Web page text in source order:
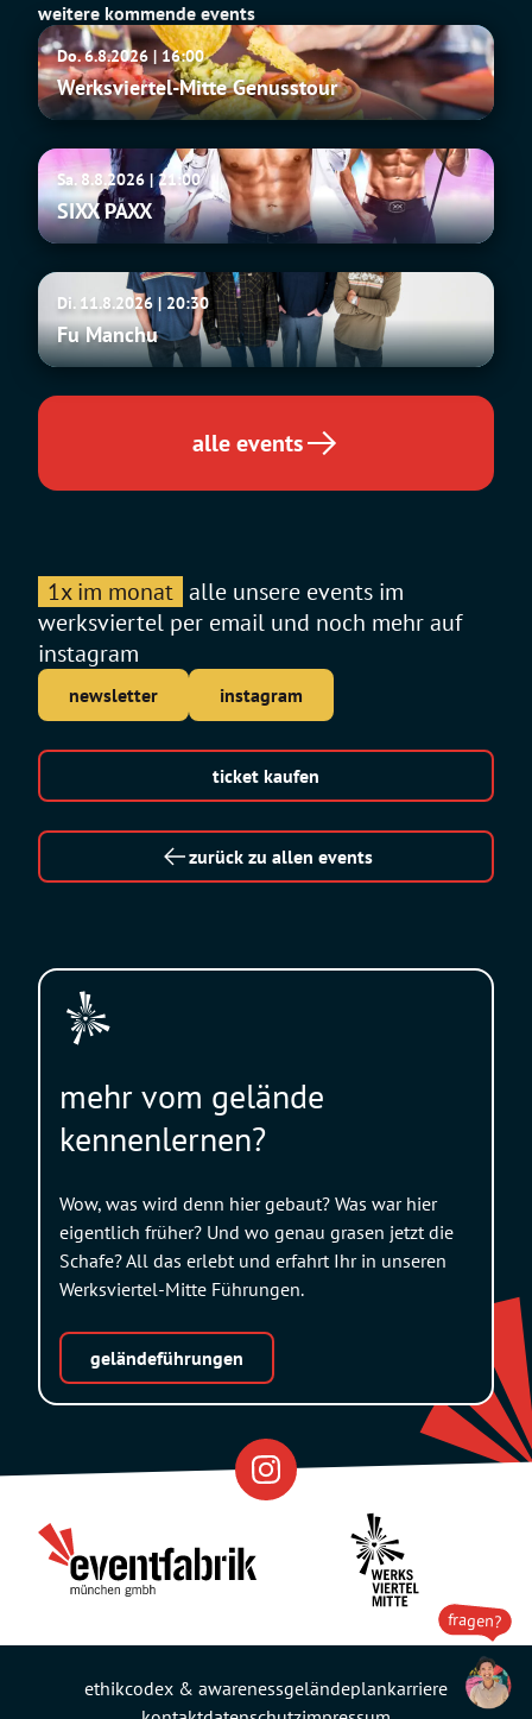
weitere kommende events
Werksviertel-
Mitte
Genusstour
Do. 6.8.2026 | 16:00
Werksviertel-Mitte Genusstour
SIXX
PAXXSa. 8.8.2026 | 21:00
SIXX PAXX
Fu
Manchu
Di. 11.8.2026 | 20:30
Fu Manchu
alle events
1x im monat alle unsere events im
werksviertel per email und noch mehr auf
instagram
newsletter instagram
ticket kaufen
zurück zu allen events
fragen?
Partner
mehr vom gelände
kennenlernen?
Wow, was wird denn hier gebaut? Was war hier
eigentlich früher? Und wo genau grasen jetzt die
Schafe? All das erlebt und erfahrt Ihr in unseren
Werksviertel-Mitte Führungen.
geländeführungen
ethikcodex & awarenessgeländeplankarriere